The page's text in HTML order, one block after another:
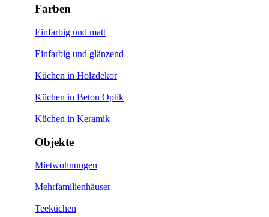
Farben
Einfarbig und matt
Einfarbig und glänzend
Küchen in Holzdekor
Küchen in Beton Optik
Küchen in Keramik
Objekte
Mietwohnungen
Mehrfamilienhäuser
Teeküchen